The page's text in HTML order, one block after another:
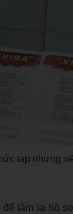
tạp nhưng
làm lại hồ